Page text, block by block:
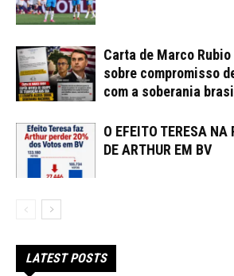
Carta de Marco
sobre compromisso
com a soberania
O EFEITO TERESA NA
DE ARTHUR EM BV
LATEST POSTS